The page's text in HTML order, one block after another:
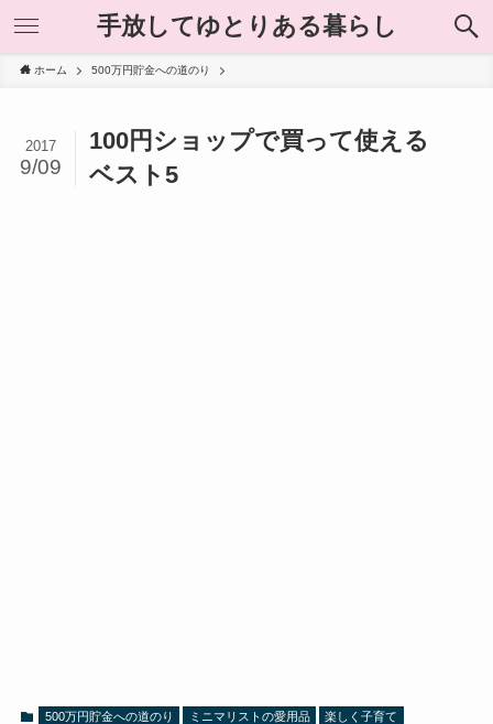
手放してゆとりある暮らし
ホーム 500万円貯金への道のり
100円ショップで買って使える
ベスト5
2017
9/09
500万円貯金への道のり ミニマリストの愛用品 楽しく子育て